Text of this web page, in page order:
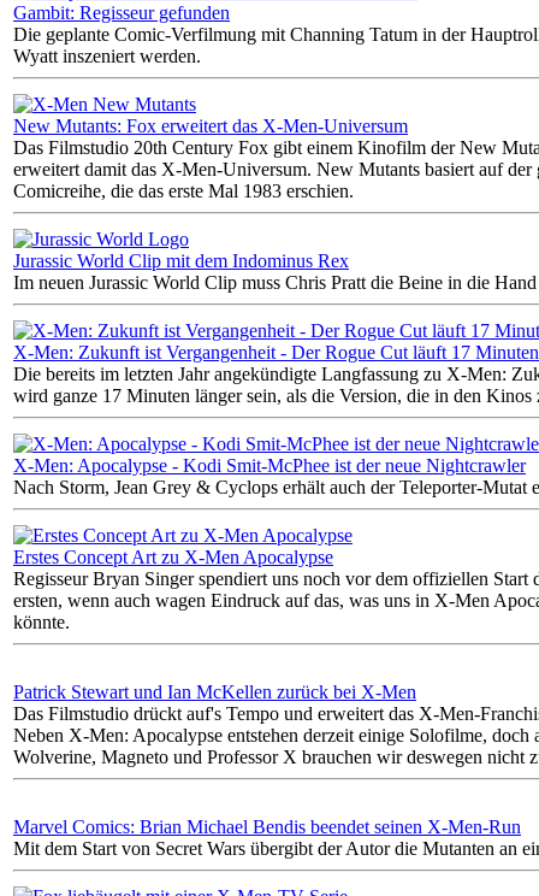
Gambit: Regisseur gefunden
Die geplante Comic-Verfilmung mit Channing Tatum in der
Wyatt inszeniert werden.
New Mutants: Fox erweitert das X-Men-Universum
Das Filmstudio 20th Century Fox gibt einem Kinofilm der New
erweitert damit das X-Men-Universum. New Mutants basiert auf der
Comicreihe, die das erste Mal 1983 erschien.
Jurassic World Clip mit dem Indominus Rex
Im neuen Jurassic World Clip muss Chris Pratt die Beine in die
X-Men: Zukunft ist Vergangenheit - Der Rogue Cut läuft 17
Die bereits im letzten Jahr angekündigte Langfassung zu X-Men:
wird ganze 17 Minuten länger sein, als die Version, die in den Kinos
X-Men: Apocalypse - Kodi Smit-McPhee ist der neue Nightcrawler
Nach Storm, Jean Grey & Cyclops erhält auch der Teleporter-Mutat
Erstes Concept Art zu X-Men Apocalypse
Regisseur Bryan Singer spendiert uns noch vor dem offiziellen Start
ersten, wenn auch wagen Eindruck auf das, was uns in X-Men
könnte.
Patrick Stewart und Ian McKellen zurück bei X-Men
Das Filmstudio drückt auf's Tempo und erweitert das X-Men-
Neben X-Men: Apocalypse entstehen derzeit einige Solofilme, doch
Wolverine, Magneto und Professor X brauchen wir deswegen nicht
Marvel Comics: Brian Michael Bendis beendet seinen X-Men-Run
Mit dem Start von Secret Wars übergibt der Autor die Mutanten an